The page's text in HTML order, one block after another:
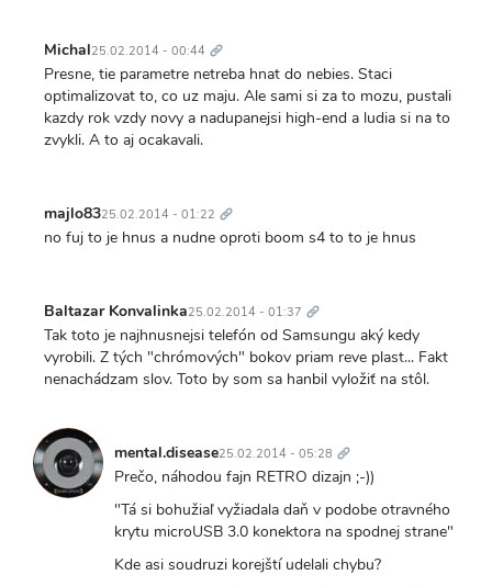
Michal25.02.2014 - 00:44 odkaz
Presne, tie parametre netreba hnat do nebies. Staci
optimalizovat to, co uz maju. Ale sami si za to mozu, pustali
kazdy rok vzdy novy a nadupanejsi high-end a ludia si na to
zvykli. A to aj ocakavali.
majlo8325.02.2014 - 01:22 odkaz
no fuj to je hnus a nudne oproti boom s4 to to je hnus
Baltazar Konvalinka25.02.2014 - 01:37 odkaz
Tak toto je najhnusnejsi telefón od Samsungu aký kedy
vyrobili. Z tých "chrómových" bokov priam reve plast... Fakt
nenachádzam slov. Toto by som sa hanbil vyložiť na stôl.
mental.disease25.02.2014 - 05:28 odkaz
Prečo, náhodou fajn RETRO dizajn ;-))
"Tá si bohužiaľ vyžiadala daň v podobe otravného
krytu microUSB 3.0 konektora na spodnej strane"
Kde asi soudruzi korejští udelali chybu?